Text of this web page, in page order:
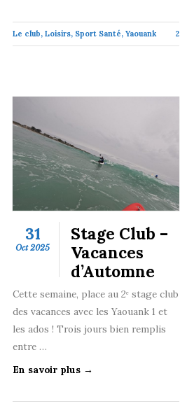
Le club, Loisirs, Sport Santé, Yaouank 2
31
Oct 2025
Stage Club –
Vacances
d’Automne
Cette semaine, place au 2ᵉ stage club
des vacances avec les Yaouank 1 et
les ados ! Trois jours bien remplis
entre …
En savoir plus →